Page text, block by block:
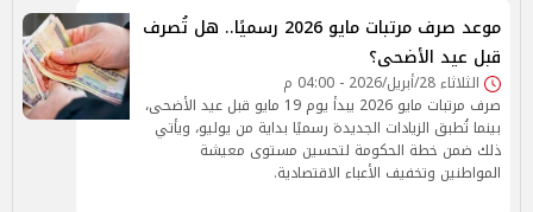
موعد صرف مرتبات مايو 2026 رسميًا.. هل تُصرف
قبل عيد الأضحى؟
الثلاثاء 28/أبريل/2026 - 04:00 م
صرف مرتبات مايو 2026 يبدأ يوم 19 مايو قبل عيد الأضحى،
بينما تُطبق الزيادات الجديدة رسميًا بداية من يوليو، ويأتي
ذلك ضمن خطة الحكومة لتحسين مستوى معيشة
المواطنين وتخفيف الأعباء الاقتصادية.